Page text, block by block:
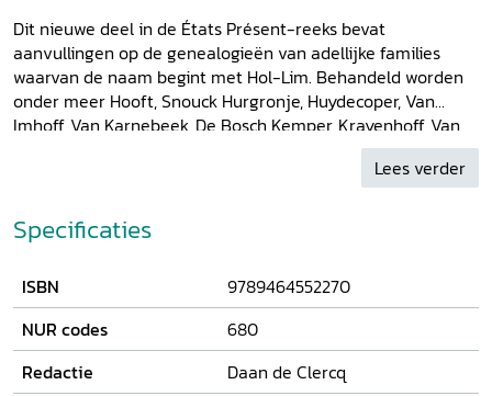
Dit nieuwe deel in de États Présent-reeks bevat
aanvullingen op de genealogieën van adellijke families
waarvan de naam begint met Hol-Lim. Behandeld worden
onder meer Hooft, Snouck Hurgronje, Huydecoper, Van
Imhoff, Van Karnebeek, De Bosch Kemper, Krayenhoff, Van
Lennep, Van Limburg Stirum en vele andere geslachten.
Een waardevolle aanvulling voor iedereen die zichLees verder
Specificaties
ISBN
9789464552270
NUR codes
680
Redactie
Daan de Clercq